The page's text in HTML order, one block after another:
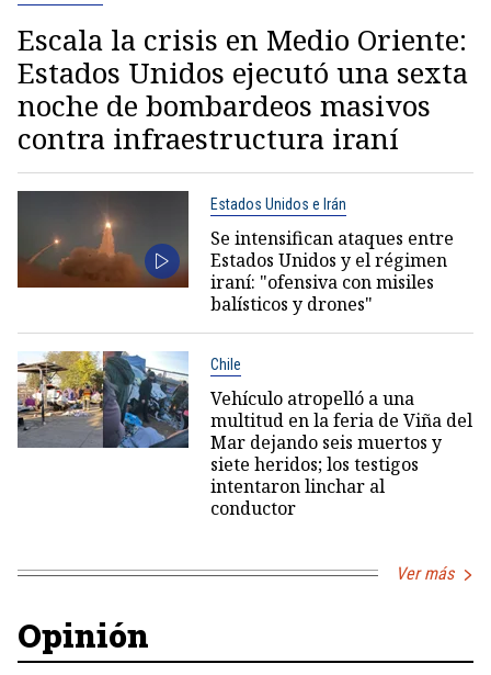
Escala la crisis en Medio Oriente:
Estados Unidos ejecutó una sexta
noche de bombardeos masivos
contra infraestructura iraní
Estados Unidos e Irán
Se intensifican ataques entre
Estados Unidos y el régimen
iraní: "ofensiva con misiles
balísticos y drones"
Chile
Vehículo atropelló a una
multitud en la feria de Viña del
Mar dejando seis muertos y
siete heridos; los testigos
intentaron linchar al
conductor
Ver más
Opinión